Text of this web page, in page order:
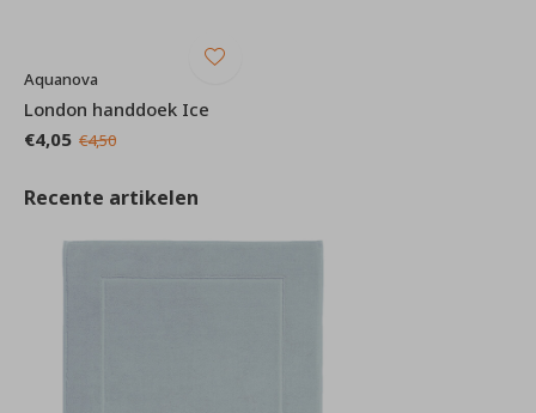
Aquanova
London handdoek Ice
€4,05 €4,50
Recente artikelen